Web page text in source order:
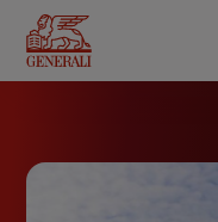
contenu
principal